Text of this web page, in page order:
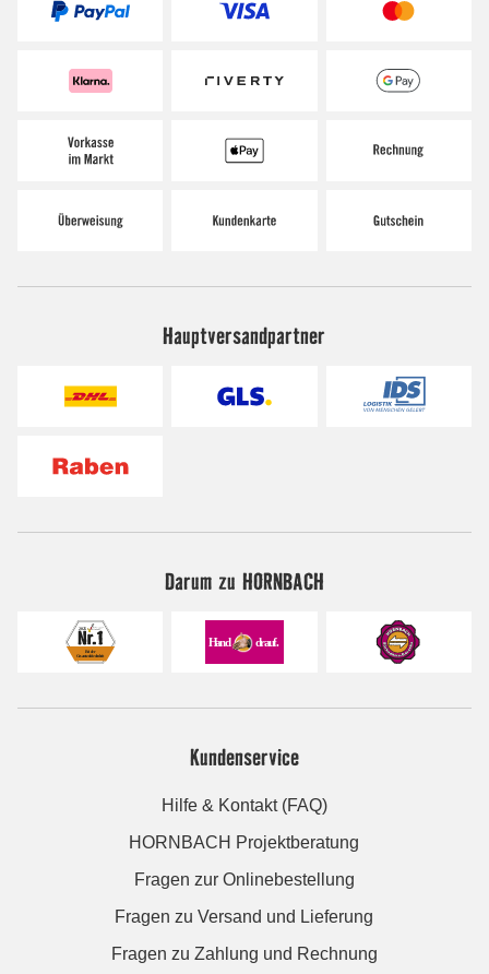
Hauptversandpartner
Darum zu HORNBACH
Kundenservice
Hilfe & Kontakt (FAQ)
HORNBACH Projektberatung
Fragen zur Onlinebestellung
Fragen zu Versand und Lieferung
Fragen zu Zahlung und Rechnung